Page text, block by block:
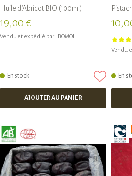
Huile d’Abricot BIO (100ml)
19,00 €
Vendu et expédié par : BOMOÏ
En stock
AJOUTER AU PANIER
Vendu
En